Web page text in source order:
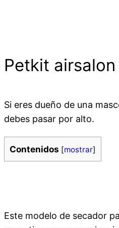
Petkit
Si eres dueño de una
debes pasar por alto.
Contenidos [mostrar]
Este modelo de secador